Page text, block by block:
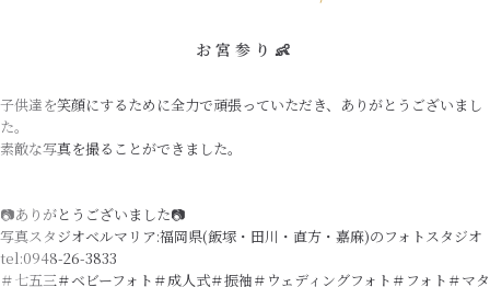
お宮参り👶
子供達を笑顔にするために全力で頑張っていただき、ありがとうございまし
た。
素敵な写真を撮ることができました。
📷ありがとうございました📷
写真スタジオベルマリア:福岡県(飯塚・田川・直方・嘉麻)のフォトスタジオ
tel:0948-26-3833
＃七五三＃ベビーフォト＃成人式＃振袖＃ウェディングフォト＃フォト＃マタ